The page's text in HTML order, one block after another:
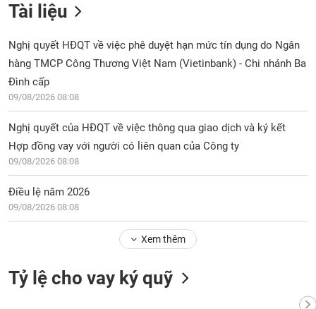
Tài liệu
Nghị quyết HĐQT về việc phê duyệt hạn mức tín dụng do Ngân
hàng TMCP Công Thương Việt Nam (Vietinbank) - Chi nhánh Ba
Đình cấp
09/08/2026 08:08
Nghị quyết của HĐQT về việc thông qua giao dịch và ký kết
Hợp đồng vay với người có liên quan của Công ty
09/08/2026 08:08
Điều lệ năm 2026
09/08/2026 08:08
Xem thêm
Tỷ lệ cho vay ký quỹ